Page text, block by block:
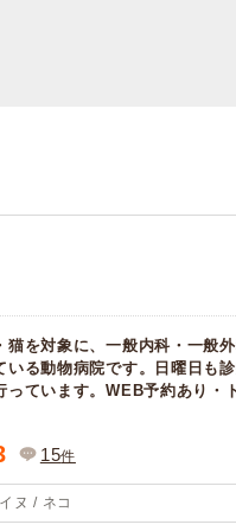
を対象に、一般内科・一般外
いる動物病院です。日曜日も
っています。WEB予約あり・
15件
イヌ / ネコ